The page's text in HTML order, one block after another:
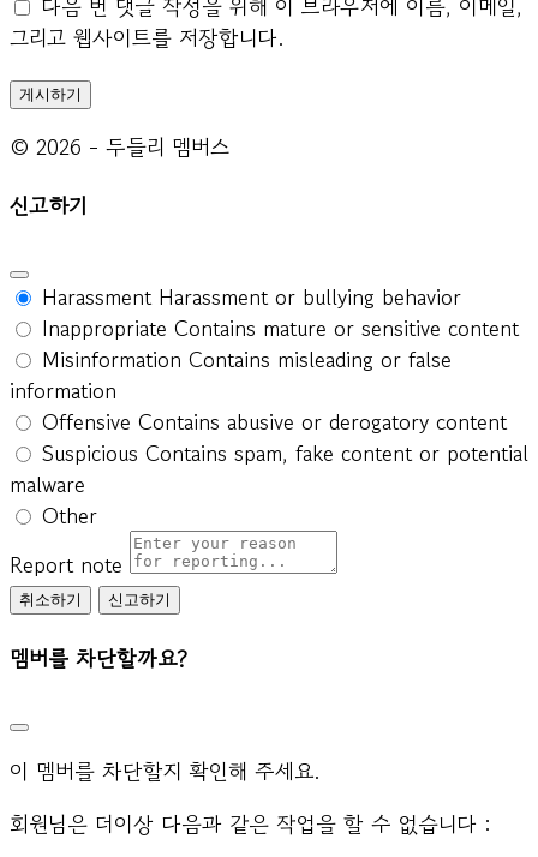
다음 번 댓글 작성을 위해 이 브라우저에 이름, 이메일,
그리고 웹사이트를 저장합니다.
© 2026 - 두들리 멤버스
신고하기
Harassment Harassment or bullying behavior
Inappropriate Contains mature or sensitive content
Misinformation Contains misleading or false
information
Offensive Contains abusive or derogatory content
Suspicious Contains spam, fake content or potential
malware
Other
Report note
신고하기
멤버를 차단할까요?
이 멤버를 차단할지 확인해 주세요.
회원님은 더이상 다음과 같은 작업을 할 수 없습니다 :